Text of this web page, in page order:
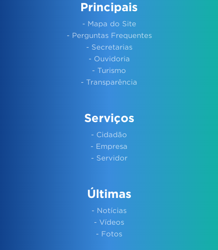
Principais
- Mapa do Site
- Perguntas Frequentes
- Secretarias
- Ouvidoria
- Turismo
- Transparência
Serviços
- Cidadão
- Empresa
- Servidor
Últimas
- Notícias
- Vídeos
- Fotos